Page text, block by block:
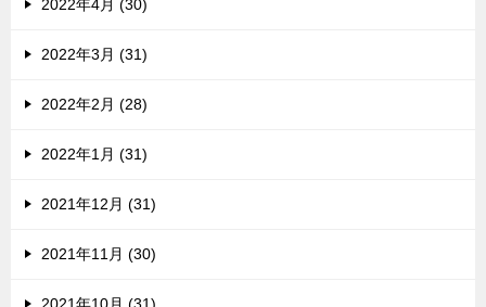
2022年4月 (30)
2022年3月 (31)
2022年2月 (28)
2022年1月 (31)
2021年12月 (31)
2021年11月 (30)